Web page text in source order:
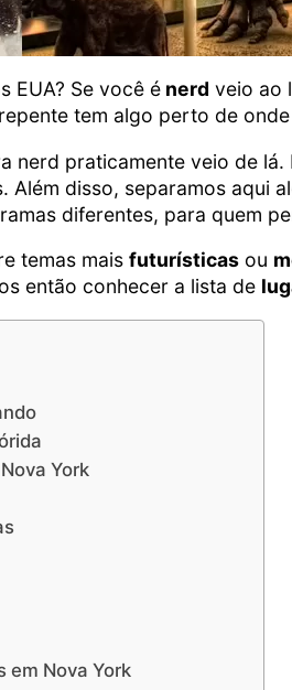
EUA? Se você énerd veio ao
tem algo perto de
nerd praticamente veio de
Além disso, separamos aqui
diferentes, para quem
temas mais futurísticasou
então conhecer a lista de
York
em Nova York